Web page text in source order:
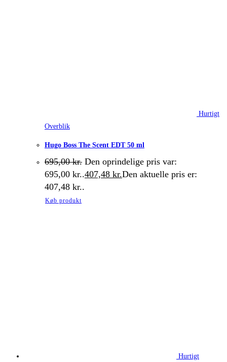
Hurtigt
Overblik
Hugo Boss The Scent EDT 50 ml
695,00kr. Den oprindelige pris var:
695,00 kr..407,48 kr.Den aktuelle pris er:
407,48 kr..
Køb produkt
Hurtigt